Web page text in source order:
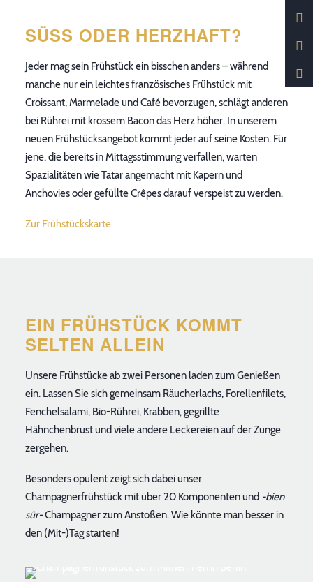
SÜSS ODER HERZHAFT?
Jeder mag sein Frühstück ein bisschen anders – während
manche nur ein leichtes französisches Frühstück mit
Croissant, Marmelade und Café bevorzugen, schlägt anderen
bei Rührei mit krossem Bacon das Herz höher. In unserem
neuen Frühstücksangebot kommt jeder auf seine Kosten. Für
jene, die bereits in Mittagsstimmung verfallen, warten
Spazialitäten wie Tatar angemacht mit Kapern und
Anchovies oder gefüllte Crêpes darauf verspeist zu werden.
Zur Frühstückskarte
EIN FRÜHSTÜCK KOMMT
SELTEN ALLEIN
Unsere Frühstücke ab zwei Personen laden zum Genießen
ein. Lassen Sie sich gemeinsam Räucherlachs, Forellenfilets,
Fenchelsalami, Bio-Rührei, Krabben, gegrillte
Hähnchenbrust und viele andere Leckereien auf der Zunge
zergehen.
Besonders opulent zeigt sich dabei unser
Champagnerfrühstück mit über 20 Komponenten und -bien
sûr-Champagner zum Anstoßen. Wie könnte man besser in
den (Mit-)Tag starten!